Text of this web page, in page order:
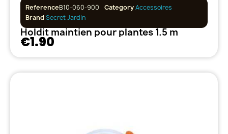
ReferenceB10-060-900 CategoryAccessoires
Brand Secret Jardin
Holdit maintien pour plantes 1.5 m
€1.90